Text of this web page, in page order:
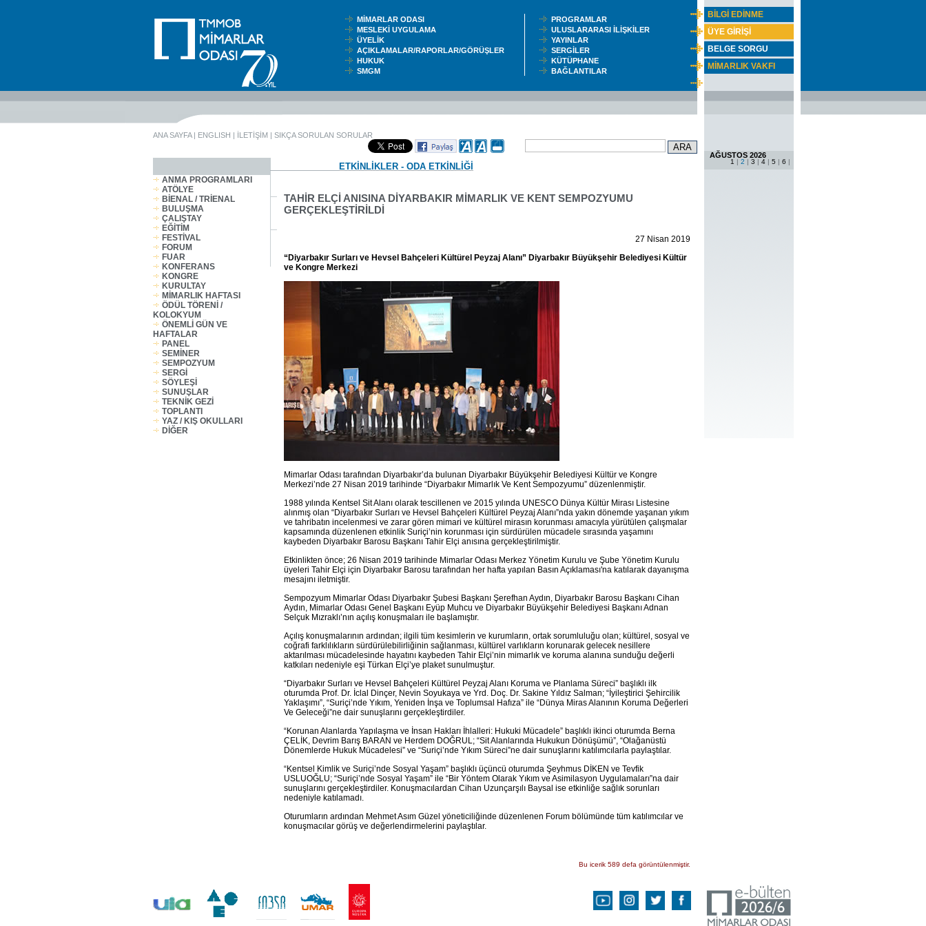
BİLGİ EDİNME
ÜYE GİRİŞİ
BELGE SORGU
MİMARLIK VAKFI
AĞUSTOS 2026
1 | 2 | 3 | 4 | 5 | 6 |
MİMARLAR ODASI
MESLEKİ UYGULAMA
ÜYELİK
AÇIKLAMALAR/RAPORLAR/GÖRÜŞLER
HUKUK
SMGM
PROGRAMLAR
ULUSLARARASI İLİŞKİLER
YAYINLAR
SERGİLER
KÜTÜPHANE
BAĞLANTILAR
ANA SAYFA| ENGLISH | İLETİŞİM | SIKÇA SORULAN SORULAR
ANMA PROGRAMLARI
ATÖLYE
BİENAL / TRİENAL
BULUŞMA
ÇALIŞTAY
EĞİTİM
FESTİVAL
FORUM
FUAR
KONFERANS
KONGRE
KURULTAY
MİMARLIK HAFTASI
ÖDÜL TÖRENİ /
KOLOKYUM
ÖNEMLİ GÜN VE
HAFTALAR
PANEL
SEMİNER
SEMPOZYUM
SERGİ
SÖYLEŞİ
SUNUŞLAR
TEKNİK GEZİ
TOPLANTI
YAZ / KIŞ OKULLARI
DİĞER
ETKİNLİKLER - ODA ETKİNLİĞİ
TAHİR ELÇİ ANISINA DİYARBAKIR MİMARLIK VE KENT SEMPOZYUMU
GERÇEKLEŞTİRİLDİ
27 Nisan 2019
“Diyarbakır Surları ve Hevsel Bahçeleri Kültürel Peyzaj Alanı” Diyarbakır Büyükşehir Belediyesi Kültür
ve Kongre Merkezi
Mimarlar Odası tarafından Diyarbakır’da bulunan Diyarbakır Büyükşehir Belediyesi Kültür ve Kongre
Merkezi’nde 27 Nisan 2019 tarihinde “Diyarbakır Mimarlık Ve Kent Sempozyumu” düzenlenmiştir.
1988 yılında Kentsel Sit Alanı olarak tescillenen ve 2015 yılında UNESCO Dünya Kültür Mirası Listesine
alınmış olan “Diyarbakır Surları ve Hevsel Bahçeleri Kültürel Peyzaj Alanı”nda yakın dönemde yaşanan yıkım
ve tahribatın incelenmesi ve zarar gören mimari ve kültürel mirasın korunması amacıyla yürütülen çalışmalar
kapsamında düzenlenen etkinlik Suriçi’nin korunması için sürdürülen mücadele sırasında yaşamını
kaybeden Diyarbakır Barosu Başkanı Tahir Elçi anısına gerçekleştirilmiştir.
Etkinlikten önce; 26 Nisan 2019 tarihinde Mimarlar Odası Merkez Yönetim Kurulu ve Şube Yönetim Kurulu
üyeleri Tahir Elçi için Diyarbakır Barosu tarafından her hafta yapılan Basın Açıklaması'na katılarak dayanışma
mesajını iletmiştir.
Sempozyum Mimarlar Odası Diyarbakır Şubesi Başkanı Şerefhan Aydın, Diyarbakır Barosu Başkanı Cihan
Aydın, Mimarlar Odası Genel Başkanı Eyüp Muhcu ve Diyarbakır Büyükşehir Belediyesi Başkanı Adnan
Selçuk Mızraklı’nın açılış konuşmaları ile başlamıştır.
Açılış konuşmalarının ardından; ilgili tüm kesimlerin ve kurumların, ortak sorumluluğu olan; kültürel, sosyal ve
coğrafi farklılıkların sürdürülebilirliğinin sağlanması, kültürel varlıkların korunarak gelecek nesillere
aktarılması mücadelesinde hayatını kaybeden Tahir Elçi’nin mimarlık ve koruma alanına sunduğu değerli
katkıları nedeniyle eşi Türkan Elçi’ye plaket sunulmuştur.
“Diyarbakır Surları ve Hevsel Bahçeleri Kültürel Peyzaj Alanı Koruma ve Planlama Süreci” başlıklı ilk
oturumda Prof. Dr. İclal Dinçer, Nevin Soyukaya ve Yrd. Doç. Dr. Sakine Yıldız Salman; “İyileştirici Şehircilik
Yaklaşımı”, “Suriçi’nde Yıkım, Yeniden İnşa ve Toplumsal Hafıza” ile “Dünya Miras Alanının Koruma Değerleri
Ve Geleceği”ne dair sunuşlarını gerçekleştirdiler.
“Korunan Alanlarda Yapılaşma ve İnsan Hakları İhlalleri: Hukuki Mücadele” başlıklı ikinci oturumda Berna
ÇELİK, Devrim Barış BARAN ve Herdem DOĞRUL; “Sit Alanlarında Hukukun Dönüşümü”, “Olağanüstü
Dönemlerde Hukuk Mücadelesi” ve “Suriçi’nde Yıkım Süreci”ne dair sunuşlarını katılımcılarla paylaştılar.
“Kentsel Kimlik ve Suriçi’nde Sosyal Yaşam” başlıklı üçüncü oturumda Şeyhmus DİKEN ve Tevfik
USLUOĞLU; “Suriçi’nde Sosyal Yaşam” ile “Bir Yöntem Olarak Yıkım ve Asimilasyon Uygulamaları”na dair
sunuşlarını gerçekleştirdiler. Konuşmacılardan Cihan Uzunçarşılı Baysal ise etkinliğe sağlık sorunları
nedeniyle katılamadı.
Oturumların ardından Mehmet Asım Güzel yöneticiliğinde düzenlenen Forum bölümünde tüm katılımcılar ve
konuşmacılar görüş ve değerlendirmelerini paylaştılar.
Bu icerik 589 defa görüntülenmiştir.